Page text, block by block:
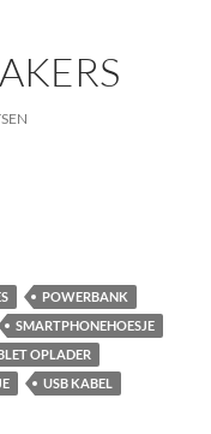
POWERBANK
SMARTPHONEHOESJE
OPLADER
USB KABEL